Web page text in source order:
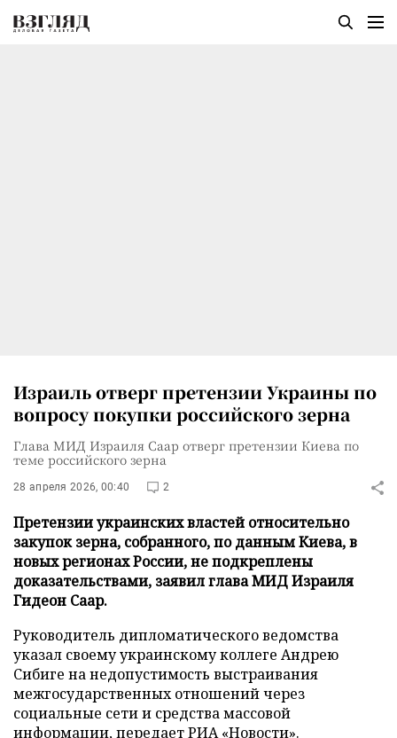
Израиль отверг претензии Украины по
вопросу покупки российского зерна
Глава МИД Израиля Саар отверг претензии Киева по
теме российского зерна
28 апреля 2026, 00:40 2
Претензии украинских властей относительно
закупок зерна, собранного, по данным Киева, в
новых регионах России, не подкреплены
доказательствами, заявил глава МИД Израиля
Гидеон Саар.
Руководитель дипломатического ведомства
указал своему украинскому коллеге Андрею
Сибиге на недопустимость выстраивания
межгосударственных отношений через
социальные сети и средства массовой
информации, передаетРИА «Новости».